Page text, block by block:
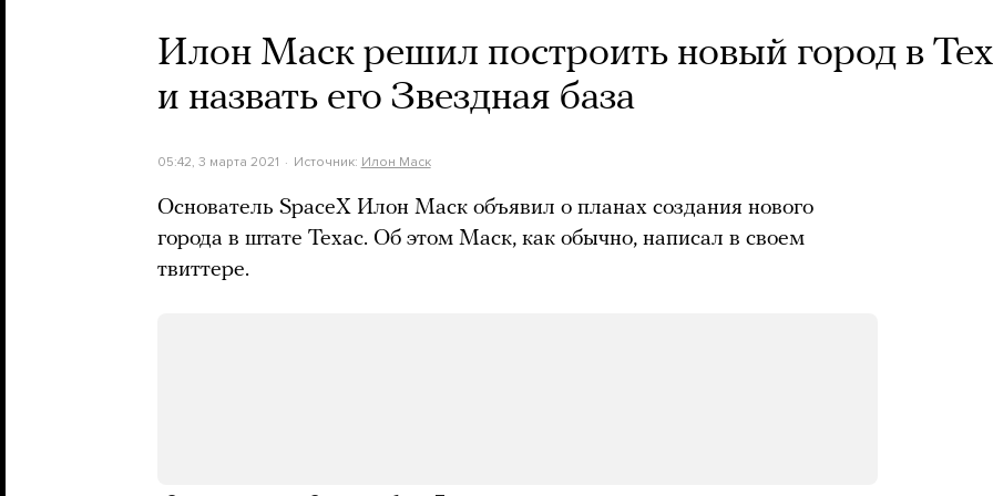
Илон Маск решил построить новый город в
и назвать его Звездная база
05:42, 3 марта 2021 Источник: Илон Маск
Основатель SpaceX Илон Маск объявил о планах создания нового
города в штате Техас. Об этом Маск, как обычно, написал в своем
твиттере.